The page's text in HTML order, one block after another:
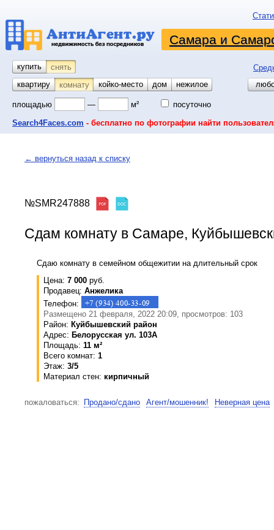
Самара и
купить снять
квартиру
комнату койко-место дом гараж
участок
нежилое
площадью — м² посуточно
Search4Faces.com - бесплатно по фотографии найти
← вернуться назад к списку
№SMR247888
Сдам комнату в Самаре,
Сдаю комнату в семейном общежитии на длительный срок
Цена: 7 000 руб.
Продавец: Анжелика
Телефон:
Размещено 21 февраля, 2022 20:09, просмотров: 103
Район: Куйбышевский район
Адрес: Белорусская ул. 103А
Площадь: 11 м²
Всего комнат: 1
Этаж: 3/5
Материал стен: кирпичный
пожаловаться: Продано/сдано Агент/мошенник! Неверная цена